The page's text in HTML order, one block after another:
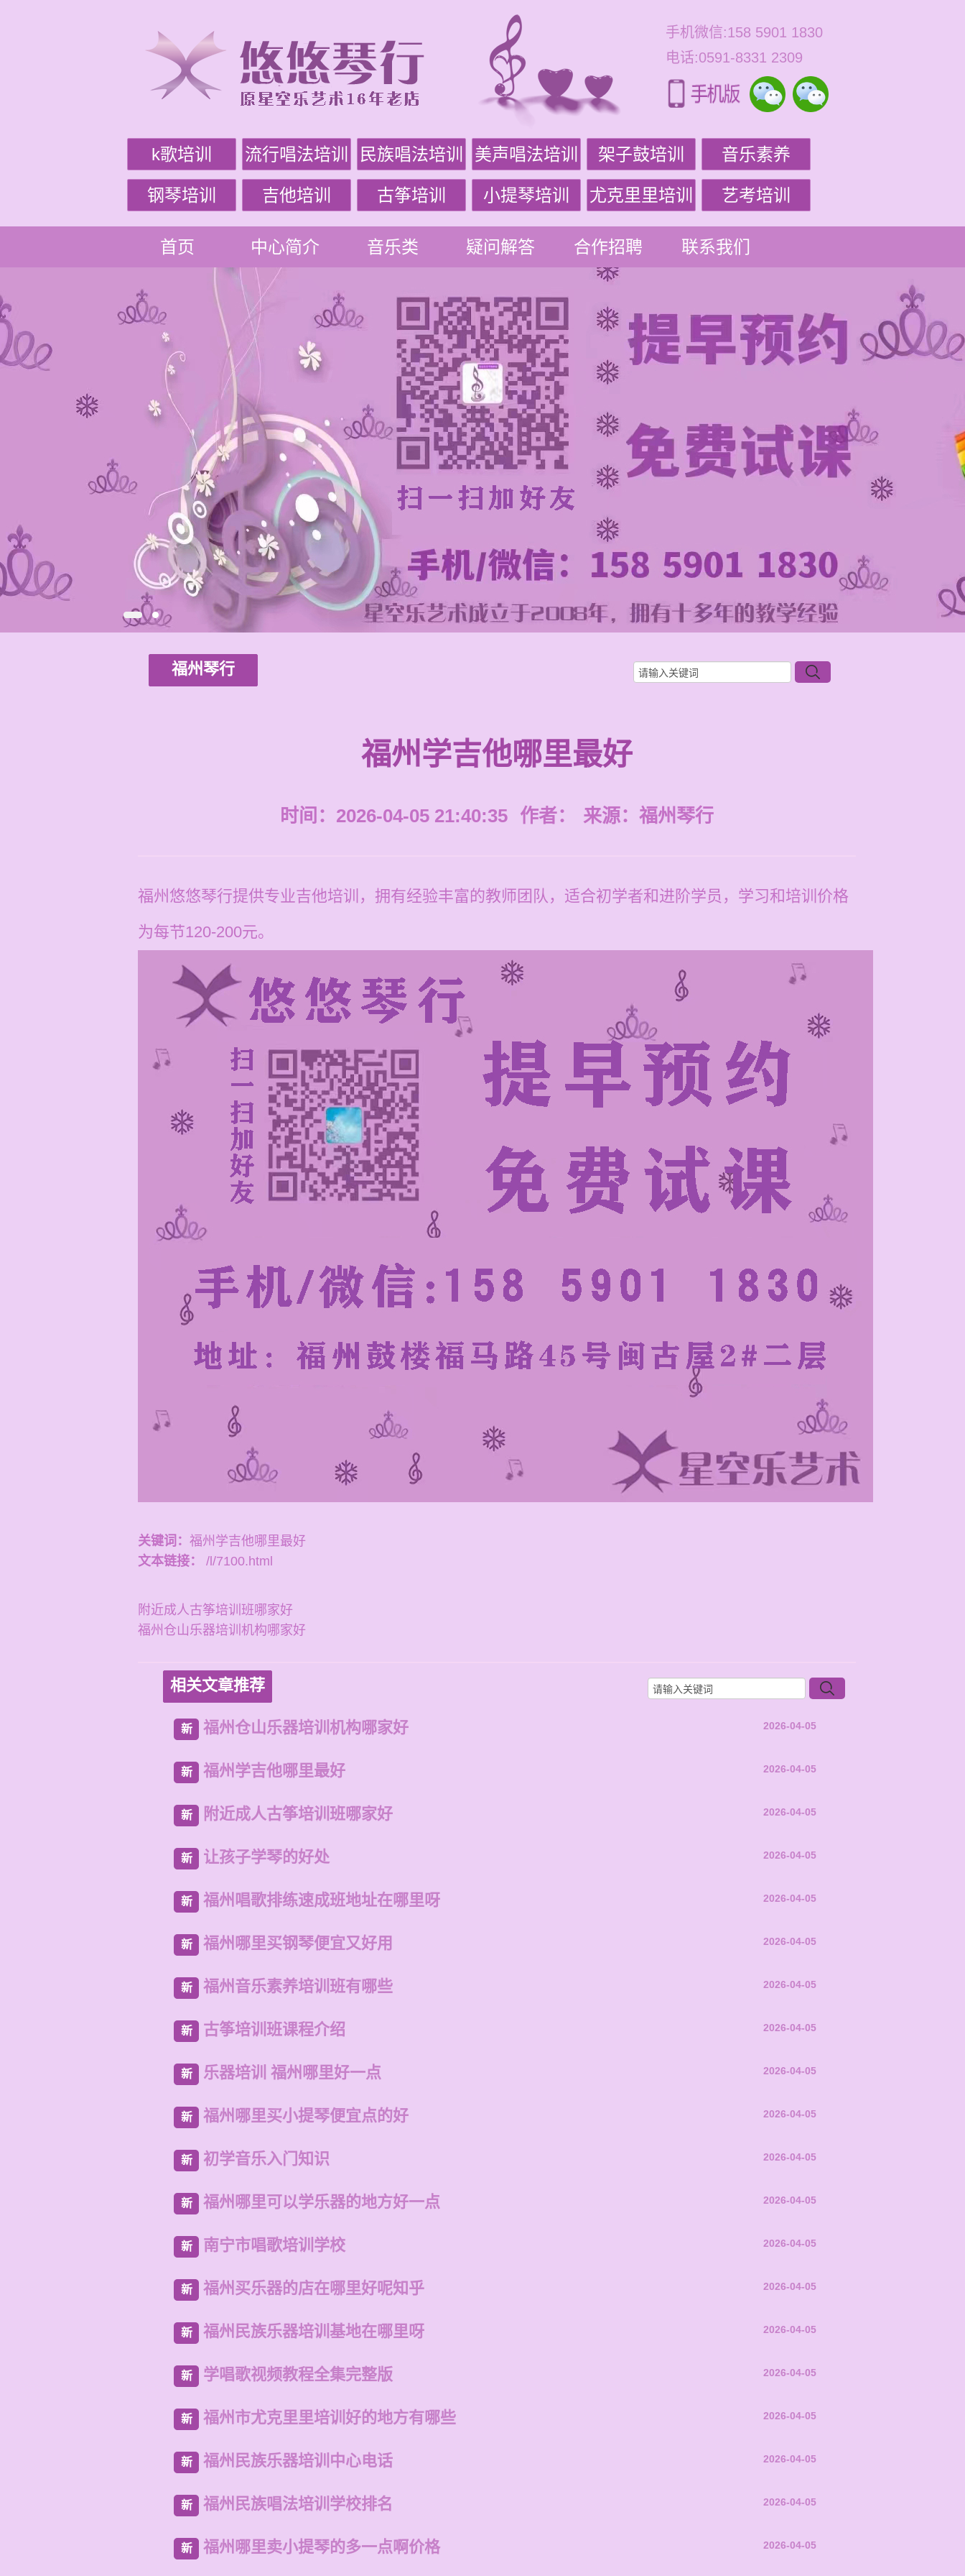
手机微信:158 5901 1830
电话:0591-8331 2309
k歌培训 流行唱法培训 民族唱法培训 美声唱法培训 架子鼓培训 音乐素养
钢琴培训 吉他培训 古筝培训 小提琴培训 尤克里里培训 艺考培训
首页 中心简介 音乐类 疑问解答 合作招聘 联系我们
福州琴行
福州学吉他哪里最好
时间：2026-04-05 21:40:35 作者： 来源： 福州琴行
福州悠悠琴行提供专业吉他培训，拥有经验丰富的教师团队，适合初学者和进阶学员，学习和培训价格
为每节120-200元。
关键词： 福州学吉他哪里最好
文本链接：
/l/7100.html
附近成人古筝培训班哪家好
福州仓山乐器培训机构哪家好
相关文章推荐
新 福州仓山乐器培训机构哪家好 2026-04-05
新 福州学吉他哪里最好 2026-04-05
新 附近成人古筝培训班哪家好 2026-04-05
新 让孩子学琴的好处 2026-04-05
新 福州唱歌排练速成班地址在哪里呀 2026-04-05
新 福州哪里买钢琴便宜又好用 2026-04-05
新 福州音乐素养培训班有哪些 2026-04-05
新 古筝培训班课程介绍 2026-04-05
新 乐器培训 福州哪里好一点 2026-04-05
新 福州哪里买小提琴便宜点的好 2026-04-05
新 初学音乐入门知识 2026-04-05
新 福州哪里可以学乐器的地方好一点 2026-04-05
新 南宁市唱歌培训学校 2026-04-05
新 福州买乐器的店在哪里好呢知乎 2026-04-05
新 福州民族乐器培训基地在哪里呀 2026-04-05
新 学唱歌视频教程全集完整版 2026-04-05
新 福州市尤克里里培训好的地方有哪些 2026-04-05
新 福州民族乐器培训中心电话 2026-04-05
新 福州民族唱法培训学校排名 2026-04-05
新 福州哪里卖小提琴的多一点啊价格 2026-04-05